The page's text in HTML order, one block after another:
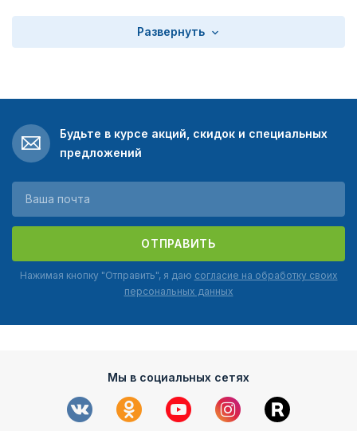
Развернуть
Будьте в курсе акций, скидок и специальных
предложений
ОТПРАВИТЬ
Нажимая кнопку "Отправить", я даю согласие на обработку своих
персональных данных
Мы в социальных сетях